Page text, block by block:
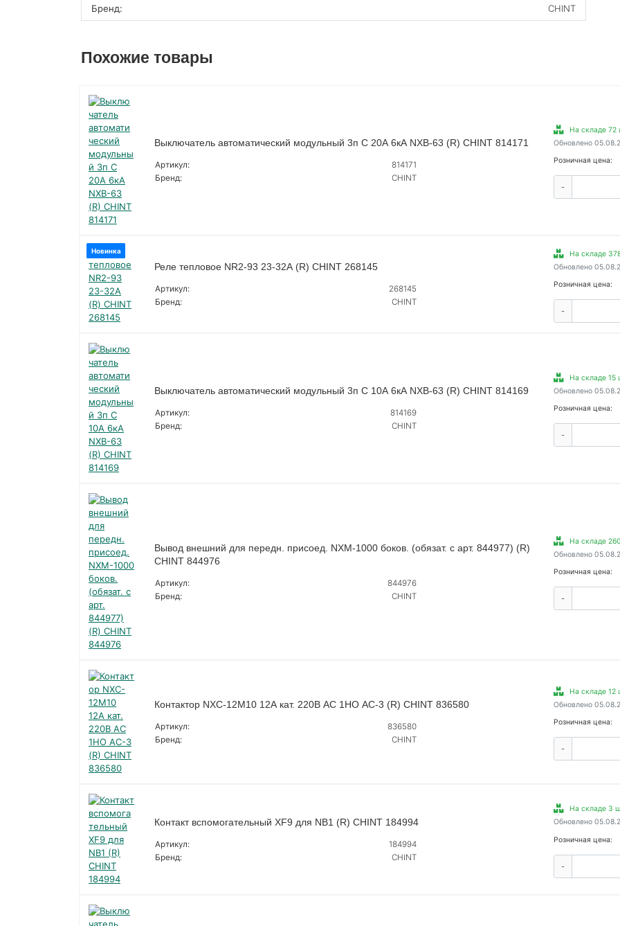
Бренд:
CHINT
Похожие товары
Выключатель автоматический модульный 3п C 20А 6кА NXB-63 (R) CHINT 814171
Артикул:
814171
Бренд:
CHINT
На складе 72
Обновлено
Розничная цена:
-
Новинка
Реле тепловое NR2-93 23-32А (R) CHINT 268145
Артикул:
268145
Бренд:
CHINT
На складе
Обновлено
Розничная цена:
-
Выключатель автоматический модульный 3п C 10А 6кА NXB-63 (R) CHINT 814169
Артикул:
814169
Бренд:
CHINT
На складе 15
Обновлено
Розничная цена:
-
Вывод внешний для передн. присоед. NXM-1000 боков. (обязат. с арт. 844977) (R)
CHINT 844976
Артикул:
844976
Бренд:
CHINT
На складе
Обновлено
Розничная цена:
-
Контактор NXC-12M10 12А кат. 220В AC 1НО AC-3 (R) CHINT 836580
Артикул:
836580
Бренд:
CHINT
На складе 12
Обновлено
Розничная цена:
-
Контакт вспомогательный XF9 для NB1 (R) CHINT 184994
Артикул:
184994
Бренд:
CHINT
На складе 3
Обновлено
Розничная цена:
-